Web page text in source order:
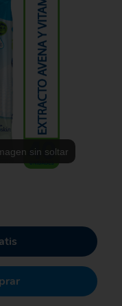
sin soltar